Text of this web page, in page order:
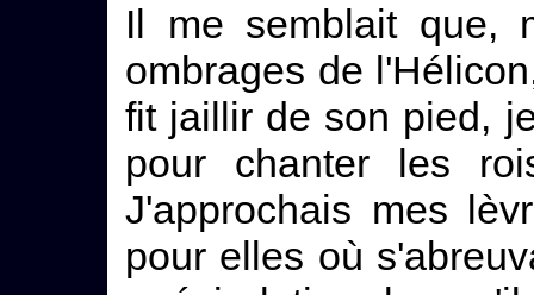
Il me semblait que,
ombrages de
fit jaillir de son pied,
pour chanter les
J'approchais mes
pour elles où